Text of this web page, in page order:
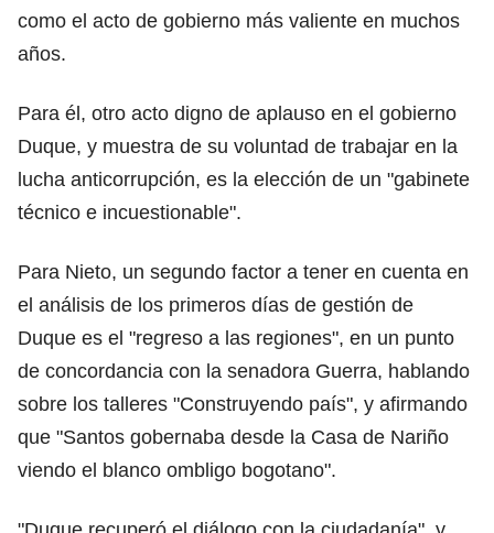
como el acto de gobierno más valiente en muchos
años.
Para él, otro acto digno de aplauso en el gobierno
Duque, y muestra de su voluntad de trabajar en la
lucha anticorrupción, es la elección de un "gabinete
técnico e incuestionable".
Para Nieto, un segundo factor a tener en cuenta en
el análisis de los primeros días de gestión de
Duque es el "regreso a las regiones", en un punto
de concordancia con la senadora Guerra, hablando
sobre los talleres "Construyendo país", y afirmando
que "Santos gobernaba desde la Casa de Nariño
viendo el blanco ombligo bogotano".